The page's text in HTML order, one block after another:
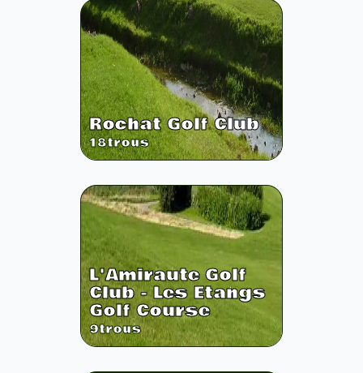
Rochat Golf Club
18trous
L'Amiraute Golf
Club - Les Etangs
Golf Course
9trous